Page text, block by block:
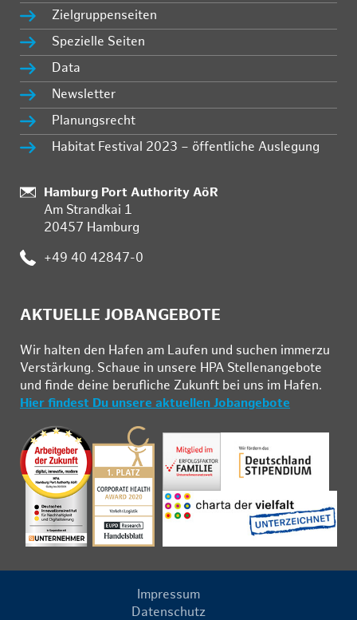
Zielgruppenseiten
Spezielle Seiten
Data
Newsletter
Planungsrecht
Habitat Festival 2023 – öffentliche Auslegung
:
Hamburg Port Authority AöR
Am Strandkai 1
20457 Hamburg
: +49 40 42847-0
AKTUELLE JOBANGEBOTE
Wir hal­ten den Ha­fen am Lau­fen und su­chen im­mer­zu
Ver­stär­kung. Schau­e in un­se­re HPA Stel­len­an­ge­bo­te
und fin­de deine be­ruf­li­che Zu­kunft bei uns im Ha­fen.
Hier findest Du unsere aktuellen Jobangebote
Impressum
Datenschutz